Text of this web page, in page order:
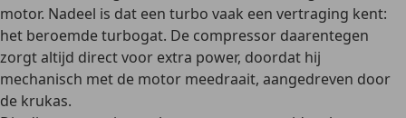
motor. Nadeel is dat een turbo vaak een vertraging kent:
het beroemde turbogat. De compressor daarentegen
zorgt altijd direct voor extra power, doordat hij
mechanisch met de motor meedraait, aangedreven door
de krukas.